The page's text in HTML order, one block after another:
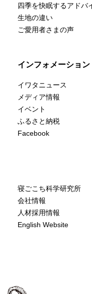
四季を快眠するアドバ
生地の違い
ご愛用者さまの声
インフォメーション
イワタニュース
メディア情報
イベント
ふるさと納税
Facebook
寝ごこち科学研究所
会社情報
人材採用情報
English Website